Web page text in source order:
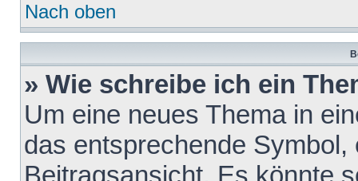
Nach oben
» Wie schreibe ich ein
Um eine neues Thema in
das entsprechende
Beitragsansicht. Es könnte